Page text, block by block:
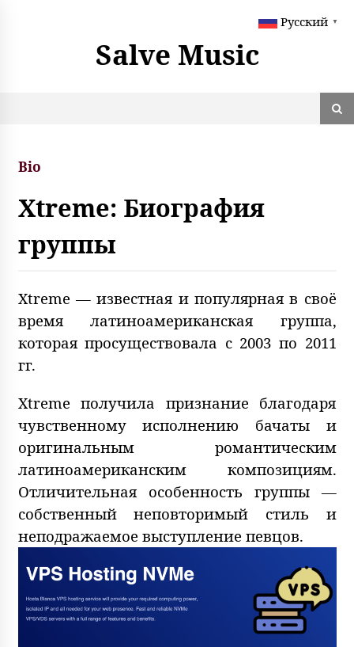
Salve Music
Bio
Xtreme: Биография
группы
Xtreme — известная и популярная в своё
время латиноамериканская группа,
которая просуществовала с 2003 по 2011
гг.
Xtreme получила признание благодаря
чувственному исполнению бачаты и
оригинальным романтическим
латиноамериканским композициям.
Отличительная особенность группы —
собственный неповторимый стиль и
неподражаемое выступление певцов.
Русский ▼